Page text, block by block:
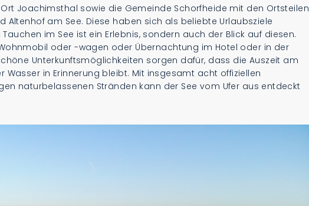
Joachimsthal sowie die Gemeinde Schorfheide mit den Ortsteilen
Altenhof am See. Diese haben sich als beliebte Urlaubsziele
im See ist ein Erlebnis, sondern auch der Blick auf diesen.
oder -wagen oder Übernachtung im Hotel oder in der
Unterkunftsmöglichkeiten sorgen dafür, dass die Auszeit am
Wasser in Erinnerung bleibt. Mit insgesamt acht offiziellen
naturbelassenen Stränden kann der See vom Ufer aus entdeckt